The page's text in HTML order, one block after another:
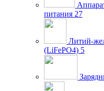
питания 27
Литий-
(LiFePO4) 5